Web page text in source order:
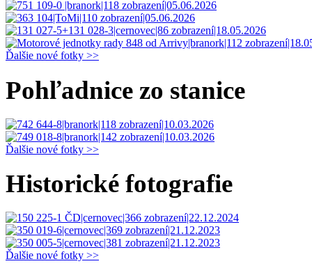
Ďalšie nové fotky >>
Pohľadnice zo stanice
Ďalšie nové fotky >>
Historické fotografie
Ďalšie nové fotky >>